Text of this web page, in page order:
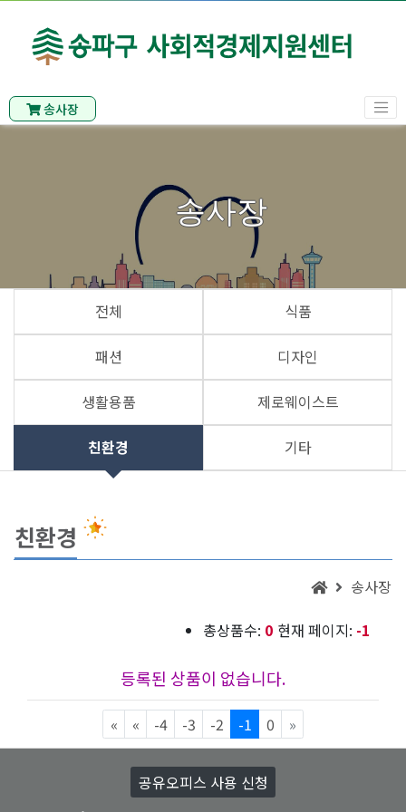
송사장
송사장
전체 식품
패션 디자인
생활용품 제로웨이스트
친환경 기타
친환경
송사장
총상품수: 0 현재 페이지: -1
등록된 상품이 없습니다.
«맨처음 페이지
«이전5페이지
-4 -3 -2 -1 0 »다음5페이지
공유오피스 사용 신청